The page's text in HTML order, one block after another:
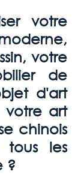
votre
votre
de
d'art
votre art
chinois
tous les
?